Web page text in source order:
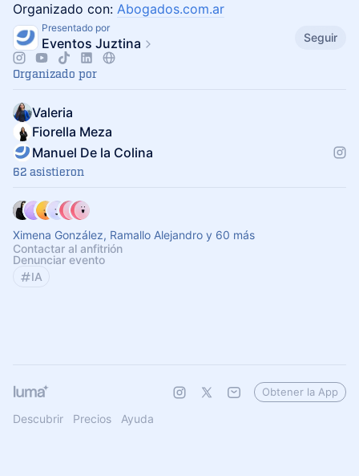
Organizado con: Abogados.com.ar
Presentado por
Eventos Juztina Seguir
Organizado por
Valeria
Fiorella Meza
Manuel De la Colina
62 asistieron
Ximena González, Ramallo Alejandro y 60 más
Contactar al anfitrión
Denunciar evento
IA
Descubrir Precios Ayuda
Obtener la App